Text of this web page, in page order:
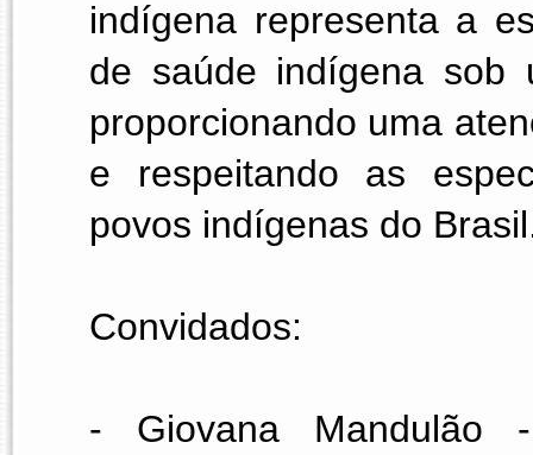
indígena representa a
de saúde indígena sob
proporcionando uma
e respeitando as
povos indígenas do
Convidados:
- Giovana Mandulão